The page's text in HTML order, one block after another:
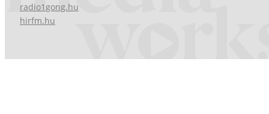
radio1gong.hu
hirfm.hu